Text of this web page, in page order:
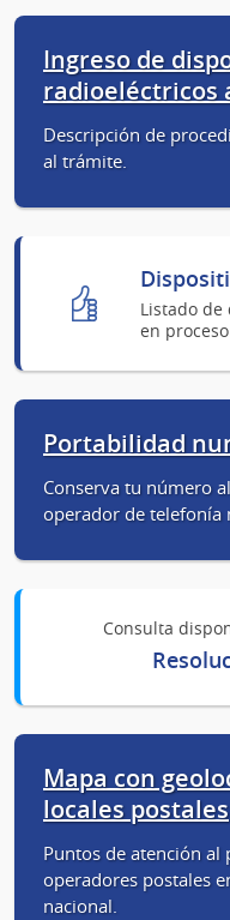
Ingreso de
radioeléctricos
Descripción de
al trámite.
Listado de
en
Portabilidad
Conserva tu número
operador de telefonía
Consulta
Mapa con
locales postales
Puntos de atención al
operadores postales
nacional.